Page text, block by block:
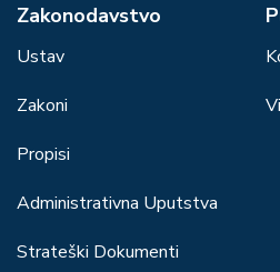
Zakonodavstvo
Ustav
Zakoni
Propisi
Administrativna Uputstva
Strateški Dokumenti